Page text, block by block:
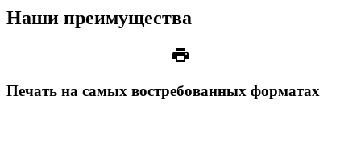
Наши преимущества
print
Печать на самых востребованных форматах